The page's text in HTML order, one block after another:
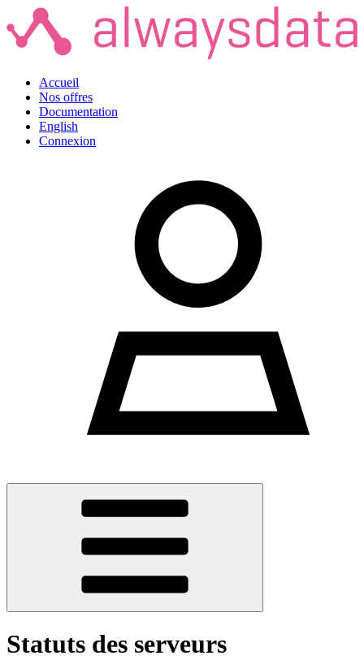
Accueil
Nos offres
Documentation
English
Connexion
Statuts des serveurs